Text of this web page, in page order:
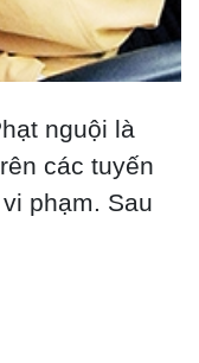
nguội là
các tuyến
phạm. Sau